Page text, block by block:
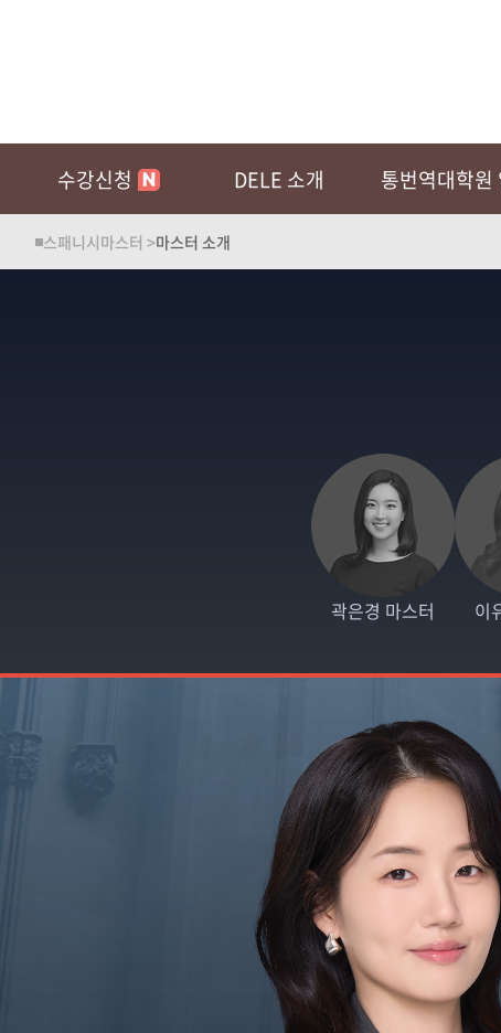
수강신청 DELE 소개 통번역대학원
스패니시마스터 >마스터 소개
곽은경 마스터 이